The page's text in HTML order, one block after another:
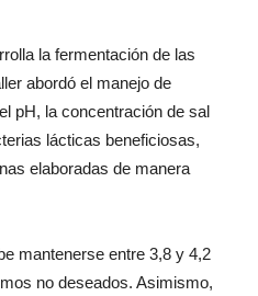
la fermentación de las
abordó el manejo de
pH, la concentración de sal
lácticas beneficiosas,
elaboradas de manera
mantenerse entre 3,8 y 4,2
no deseados. Asimismo,